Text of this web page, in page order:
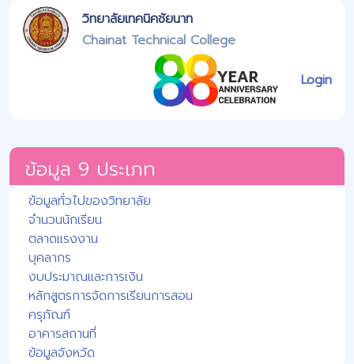
วิทยาลัยเทคนิคชัยนาท
Chainat Technical College
Login
ข้อมูล 9 ประเภท
ข้อมูลทั่วไปของวิทยาลัย
จำนวนนักเรียน
ตลาดแรงงาน
บุคลากร
งบประมาณและการเงิน
หลักสูตรการจัดการเรียนการสอน
ครุภัณฑ์
อาคารสถานที่
ข้อมูลจังหวัด